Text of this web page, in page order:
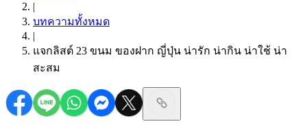
|
บทความทั้งหมด
|
แจกลิสต์ 23 ขนม ของฝาก ญี่ปุ่น น่ารัก น่ากิน น่าใช้ น่า
สะสม